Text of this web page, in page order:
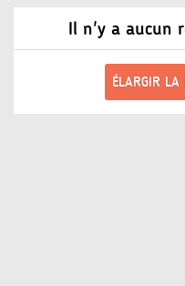
Il n'y a aucun
ÉLARGIR LA